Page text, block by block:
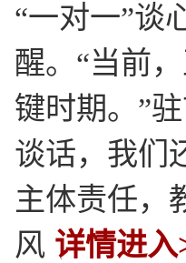
“一对一”谈
醒。“当前
键时期。”
谈话，我们
主体责任，
风 详情进入